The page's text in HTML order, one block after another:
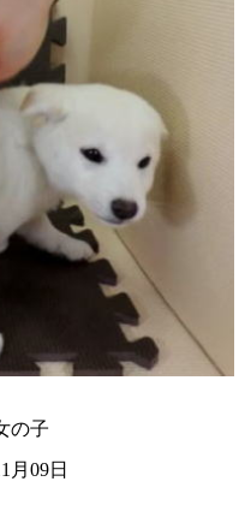
の子
月09日